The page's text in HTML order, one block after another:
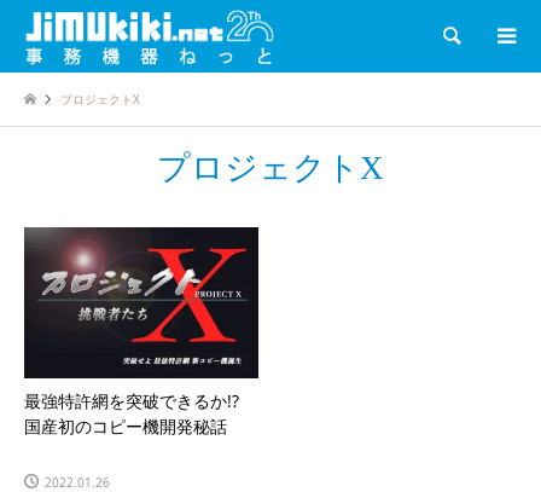
検索
プロジェクトX
プロジェクトX
最強特許網を突破できるか!?
国産初のコピー機開発秘話
2022.01.26